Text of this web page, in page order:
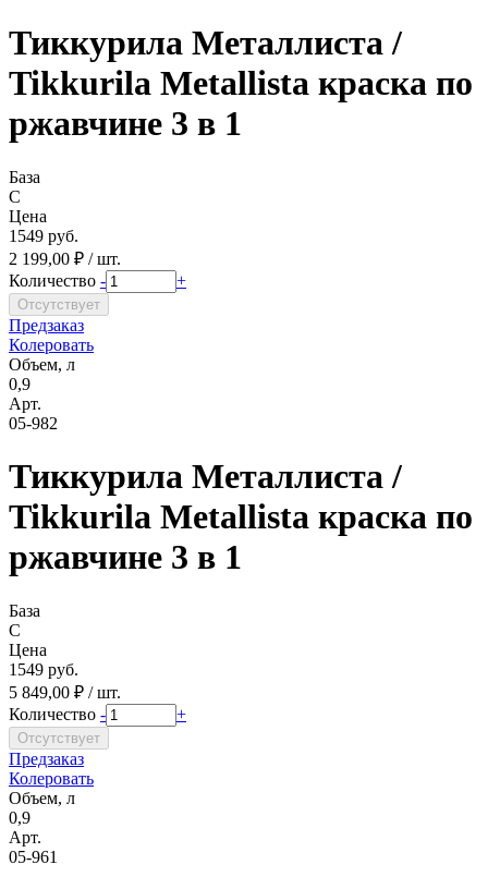
Тиккурила Металлиста /
Tikkurila Metallista краска по
ржавчине 3 в 1
База
C
Цена
1549 руб.
2 199,00 ₽ / шт.
Количество - +
Предзаказ
Колеровать
Объем, л
0,9
Арт.
05-982
Тиккурила Металлиста /
Tikkurila Metallista краска по
ржавчине 3 в 1
База
C
Цена
1549 руб.
5 849,00 ₽ / шт.
Количество - +
Предзаказ
Колеровать
Объем, л
0,9
Арт.
05-961